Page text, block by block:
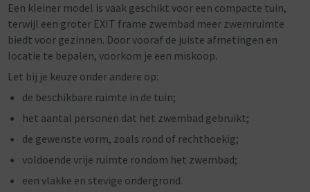
Een kleiner model is vaak geschikt voor een compacte tuin,
terwijl een groter EXIT frame zwembad meer zwemruimte
biedt voor gezinnen. Door vooraf de juiste afmetingen en
locatie te bepalen, voorkom je een miskoop.
Let bij je keuze onder andere op:
de beschikbare ruimte in de tuin;
het aantal personen dat het zwembad gebruikt;
de gewenste vorm, zoals rond of rechthoekig;
voldoende vrije ruimte rondom het zwembad;
een vlakke en stevige ondergrond.